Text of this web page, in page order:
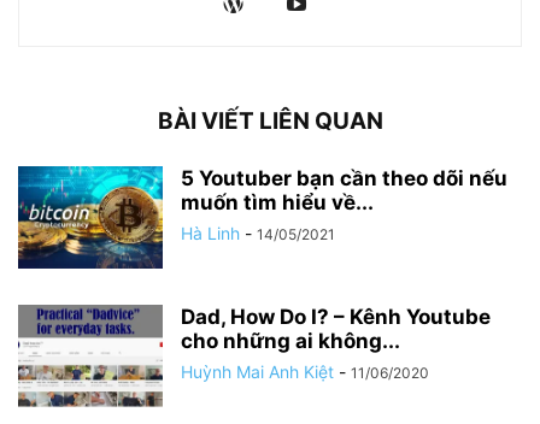
BÀI VIẾT LIÊN QUAN
5 Youtuber bạn cần theo dõi nếu
muốn tìm hiểu về...
Hà Linh - 14/05/2021
Dad, How Do I? – Kênh Youtube
cho những ai không...
Huỳnh Mai Anh Kiệt - 11/06/2020